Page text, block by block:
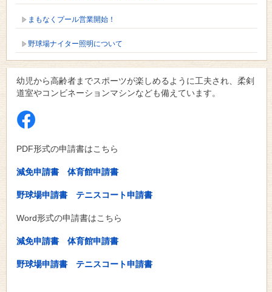
まもなくプール営業開始！
野球場ナイター照明について
幼児から高齢者までスポーツが楽しめるように工夫され、柔剣
道室やコンビネーションマシンなども備えています。
PDF形式の申請書はこちら
減免申請書 体育館申請書
野球場申請書 テニスコート申請書
Word形式の申請書はこちら
減免申請書 体育館申請書
野球場申請書 テニスコート申請書